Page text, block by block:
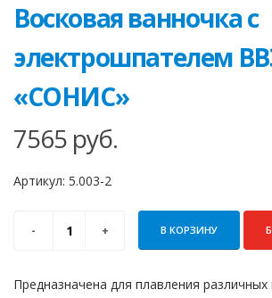
Восковая ванночка с
электрошпателем
«СОНИС»
7565 руб.
Артикул: 5.003-2
В КОРЗИНУ
Предназначена для плавления различных